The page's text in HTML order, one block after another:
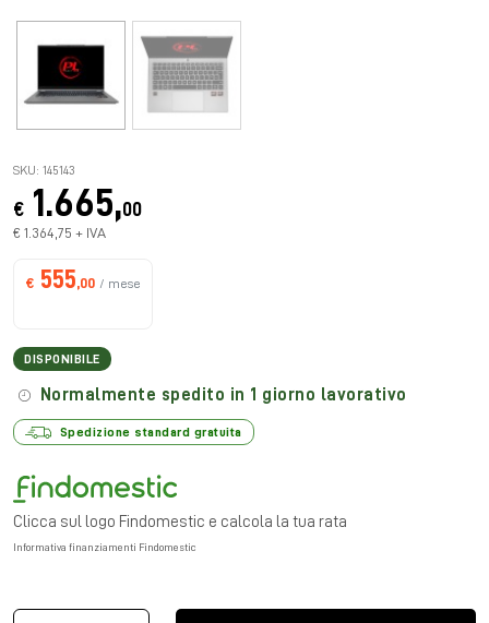
SKU: 145143
€ 1.665,00
€ 1.364,75 + IVA
€ 555 ,00 / mese
DISPONIBILE
Normalmente spedito in 1 giorno lavorativo
Spedizione standard gratuita
Clicca sul logo Findomestic e calcola la tua rata
Informativa finanziamenti Findomestic